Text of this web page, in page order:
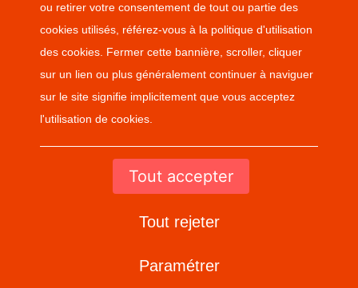
commentaire Commenter
DONNÉES PERSONNELLES
ou retirer votre consentement de tout ou partie des
cookies utilisés, référez-vous à la politique d'utilisation
des cookies. Fermer cette bannière, scroller, cliquer
sur un lien ou plus généralement continuer à naviguer
sur le site signifie implicitement que vous acceptez
l'utilisation de cookies.
Tout accepter
Tout rejeter
Paramétrer